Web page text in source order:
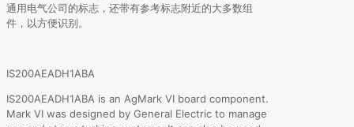
通用电气公司的标志，还带有参考标志附近的大多数组
件，以方便识别。
IS200AEADH1ABA
IS200AEADH1ABA is an AgMark VI board component.
Mark VI was designed by General Electric to manage